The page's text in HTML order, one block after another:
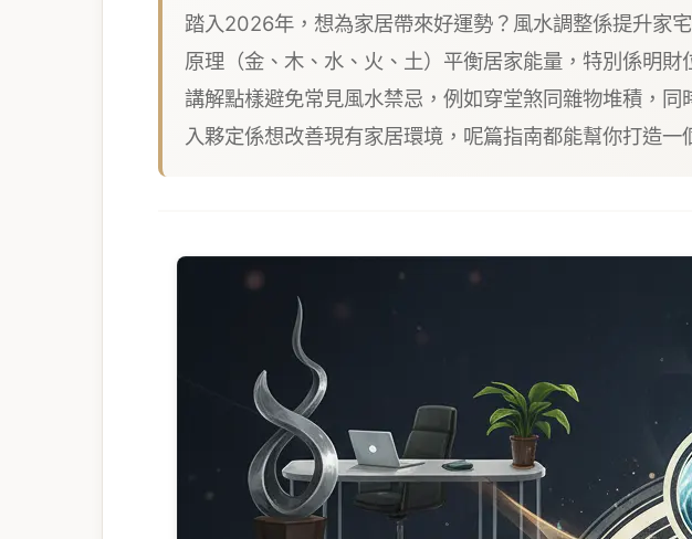
踏入2026年，想為家居帶來好運勢？風水調整係提升家
原理（金、木、水、火、土）平衡居家能量，特別係明
講解點樣避免常見風水禁忌，例如穿堂煞同雜物堆積，
入夥定係想改善現有家居環境，呢篇指南都能幫你打造一